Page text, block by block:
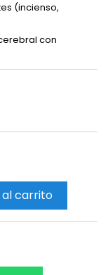
(incienso,
con
al carrito